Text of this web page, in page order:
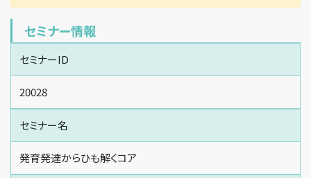
セミナー情報
セミナーID
20028
セミナー名
発育発達からひも解くコア